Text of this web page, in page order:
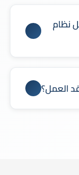
أو غير محددة
مع نظامنظام
وقد يعرّض
العمالية.
العمل؟